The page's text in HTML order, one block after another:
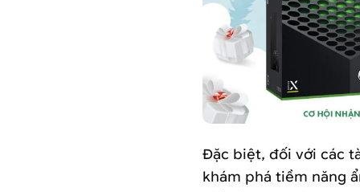
Đặc biệt, đối với các
khám phá tiềm năng